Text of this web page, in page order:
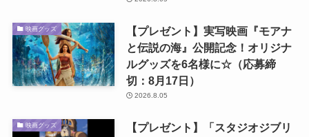
映画グッズ
【プレゼント】実写映画『モアナ
と伝説の海』公開記念！オリジナ
ルグッズを6名様に☆（応募締
切：8月17日）
2026.8.05
映画グッズ
【プレゼント】「スタジオジブリ